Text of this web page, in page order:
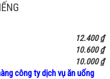
12.400 ₫
10.600 ₫
10.000 ₫
công ty dịch vụ ăn uống